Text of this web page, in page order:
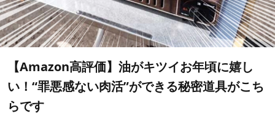
【Amazon高評価】油がキツイお年頃に嬉し
い！“罪悪感ない肉活”ができる秘密道具がこち
らです